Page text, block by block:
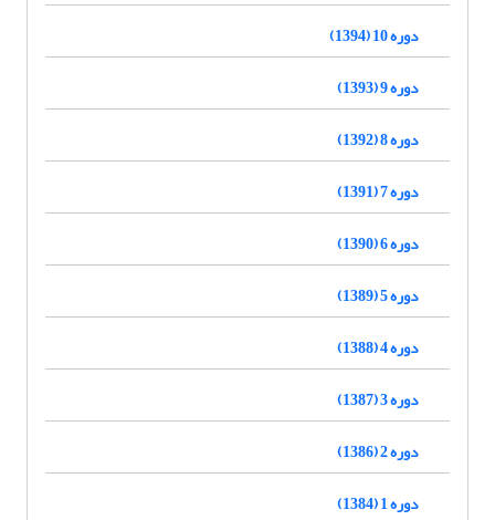
دوره 10 (1394)
دوره 9 (1393)
دوره 8 (1392)
دوره 7 (1391)
دوره 6 (1390)
دوره 5 (1389)
دوره 4 (1388)
دوره 3 (1387)
دوره 2 (1386)
دوره 1 (1384)